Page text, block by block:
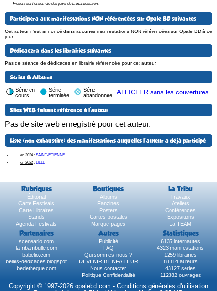
Présent sur l'ensemble des jours de la manifestation.
Participera aux manifestations NON référencées sur Opale BD suivantes
Cet auteur n'est annoncé dans aucunes manifestations NON référencées sur Opale BD à ce
jour.
Dédicacera dans les librairies suivantes
Pas de séance de dédicaces en librairie référencée pour cet auteur.
Séries & Albums
Série en
cours
Série
terminée
Série
abandonnée
AFFICHER sans les couvertures
Sites WEB faisant référence à l'auteur
Pas de site web enregistré pour cet auteur.
Liste (non exhaustive) des manifestations auquelles l'auteur a déjà participé
en 2024: SAINT-ETIENNE
en 2022 : LILLE
Rubriques Boutiques La Tribu
Éditorial Albums
Travaux
Carte Festivals
Fanzines
Ateliers
Carte Libraires
Posters
Conférences
Stands
Cartes-postales
Expositions
Agenda Festivals
Marque-pages La TEAM
Partenaires Autres Statistiques
sceneario.com Publicité
6135 internautes
la-ribambulle.com
FAQ
4323 manifestations
babelio.com
Qui sommes-nous ?
1259 librairies
belles-dedicaces.blogspot
DEVENIR BIENFAITEUR
81314 auteurs
bedetheque.com
Nous contacter
43127 series
Politique Confidentialité
112382 ouvrages
Copyright © 1997-2026 opalebd.com - Conditions générales d'utilisation